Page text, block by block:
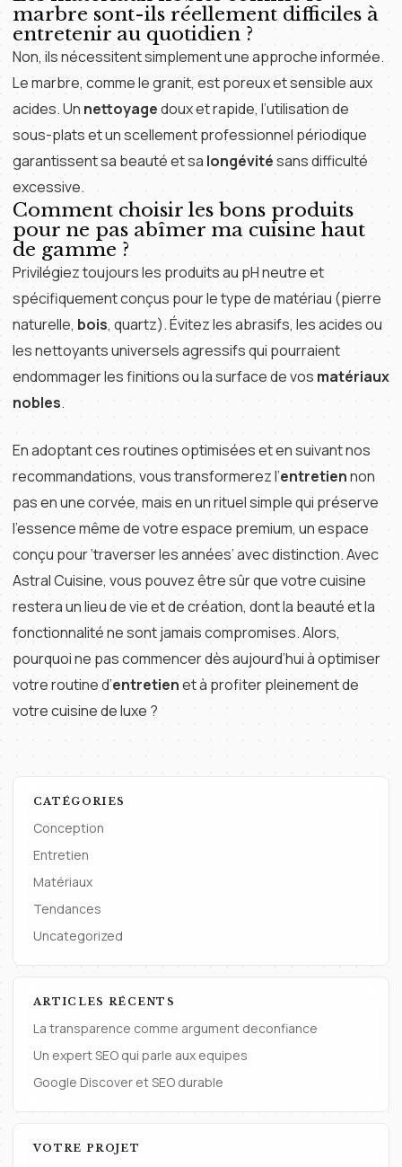
marbre sont-ils réellement difficiles à
entretenir au quotidien ?
Non, ils nécessitent simplement une approche informée.
Le marbre, comme le granit, est poreux et sensible aux
acides. Un nettoyagedoux et rapide, l’utilisation de
sous-plats et un scellement professionnel périodique
garantissent sa beauté et sa longévitésans difficulté
excessive.
Comment choisir les bons produits
pour ne pas abîmer ma cuisine haut
de gamme ?
Privilégiez toujours les produits au pH neutre et
spécifiquement conçus pour le type de matériau (pierre
naturelle, bois, quartz). Évitez les abrasifs, les acides ou
les nettoyants universels agressifs qui pourraient
endommager les finitions ou la surface de vos matériaux
nobles.
En adoptant ces routines optimisées et en suivant nos
recommandations, vous transformerez l’entretiennon
pas en une corvée, mais en un rituel simple qui préserve
l’essence même de votre espace premium, un espace
conçu pour ‘traverser les années’ avec distinction. Avec
Astral Cuisine, vous pouvez être sûr que votre cuisine
restera un lieu de vie et de création, dont la beauté et la
fonctionnalité ne sont jamais compromises. Alors,
pourquoi ne pas commencer dès aujourd’hui à optimiser
votre routine d’entretienet à profiter pleinement de
votre cuisine de luxe ?
CATÉGORIES
Conception
Entretien
Matériaux
Tendances
Uncategorized
ARTICLES RÉCENTS
La transparence comme argument deconfiance
Un expert SEO qui parle aux equipes
Google Discover et SEO durable
VOTRE PROJET